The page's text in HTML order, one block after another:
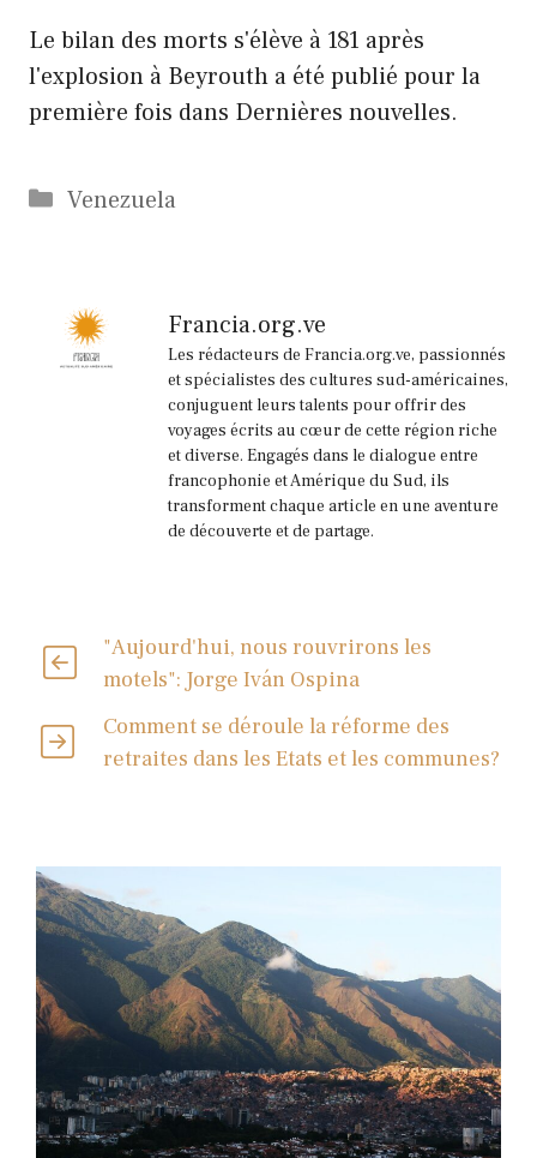
Le bilan des morts s'élève à 181 après
l'explosion à Beyrouth a été publié pour la
première fois dans Dernières nouvelles.
Catégories
Venezuela
Francia.org.ve
Les rédacteurs de Francia.org.ve, passionnés
et spécialistes des cultures sud-américaines,
conjuguent leurs talents pour offrir des
voyages écrits au cœur de cette région riche
et diverse. Engagés dans le dialogue entre
francophonie et Amérique du Sud, ils
transforment chaque article en une aventure
de découverte et de partage.
"Aujourd'hui, nous rouvrirons les
motels": Jorge Iván Ospina
Comment se déroule la réforme des
retraites dans les Etats et les communes?